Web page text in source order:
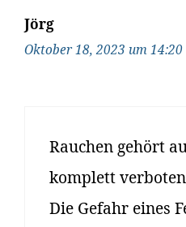
Jörg
Oktober 18, 2023 um
Rauchen gehört
komplett
Die Gefahr eines